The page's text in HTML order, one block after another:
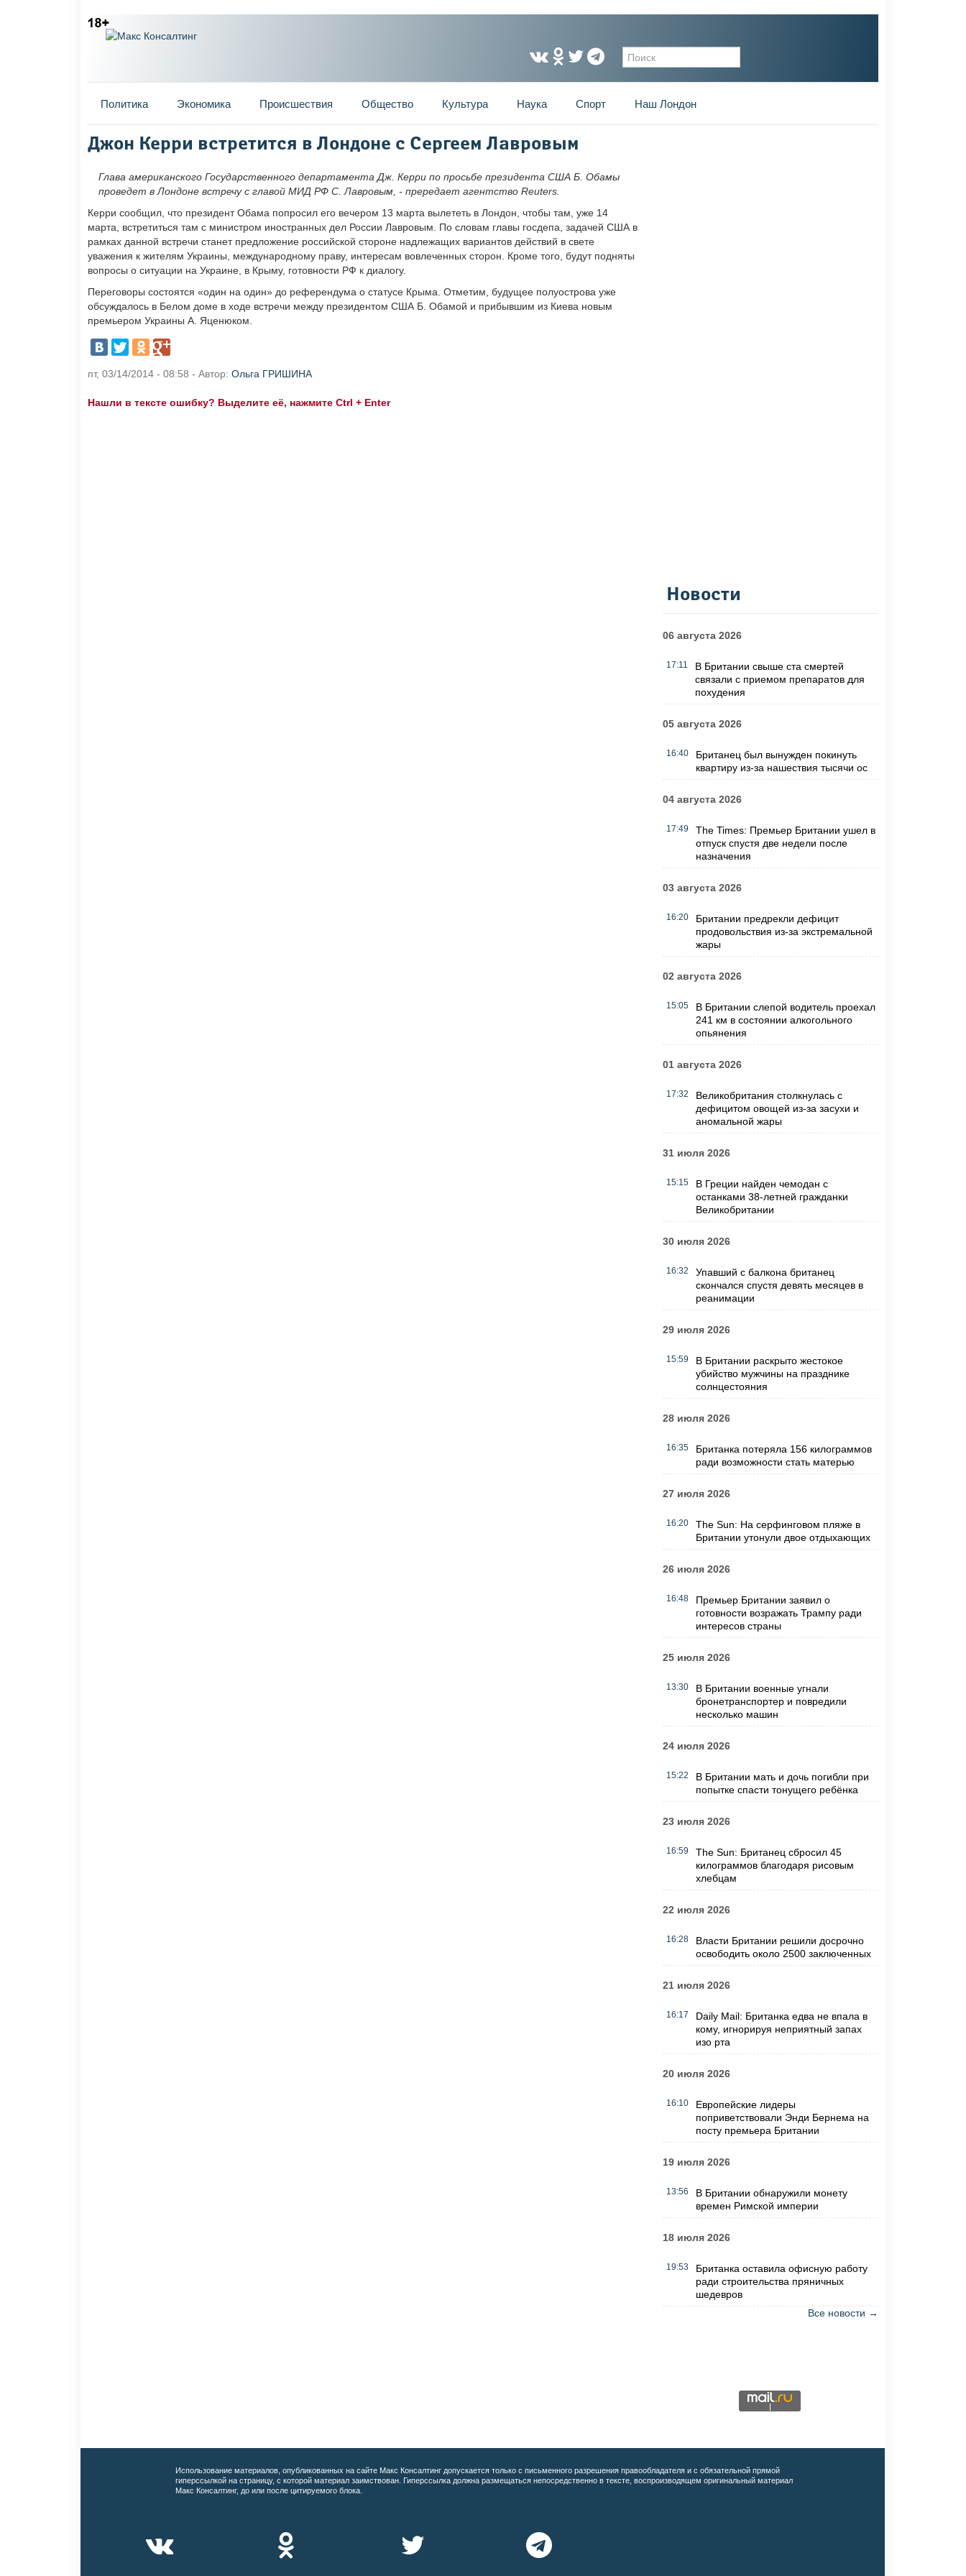
Форма поиска
Главное меню
Политика Экономика Происшествия Общество Культура Наука Спорт Наш Лондон
Вы здесь
Джон Керри встретится в Лондоне с Сергеем Лавровым
Глава американского Государственного департамента Дж. Керри по просьбе президента США Б. Обамы
проведет в Лондоне встречу с главой МИД РФ С. Лавровым, - прередает агентство Reuters.
Керри сообщил, что президент Обама попросил его вечером 13 марта вылететь в Лондон, чтобы там, уже 14
марта, встретиться там с министром иностранных дел России Лавровым. По словам главы госдепа, задачей США в
рамках данной встречи станет предложение российской стороне надлежащих вариантов действий в свете
уважения к жителям Украины, международному праву, интересам вовлеченных сторон. Кроме того, будут подняты
вопросы о ситуации на Украине, в Крыму, готовности РФ к диалогу.
Переговоры состоятся «один на один» до референдума о статусе Крыма. Отметим, будущее полуострова уже
обсуждалось в Белом доме в ходе встречи между президентом США Б. Обамой и прибывшим из Киева новым
премьером Украины А. Яценюком.
пт, 03/14/2014 - 08:58 - Автор: Ольга ГРИШИНА
Нашли в тексте ошибку? Выделите её, нажмите Ctrl + Enter
Новости
06 августа 2026
17:11
В Британии свыше ста смертей
связали с приемом препаратов для
похудения
05 августа 2026
16:40
Британец был вынужден покинуть
квартиру из-за нашествия тысячи ос
04 августа 2026
17:49
The Times: Премьер Британии ушел в
отпуск спустя две недели после
назначения
03 августа 2026
16:20
Британии предрекли дефицит
продовольствия из-за экстремальной
жары
02 августа 2026
15:05
В Британии слепой водитель проехал
241 км в состоянии алкогольного
опьянения
01 августа 2026
17:32
Великобритания столкнулась с
дефицитом овощей из-за засухи и
аномальной жары
31 июля 2026
15:15
В Греции найден чемодан с
останками 38-летней гражданки
Великобритании
30 июля 2026
16:32
Упавший с балкона британец
скончался спустя девять месяцев в
реанимации
29 июля 2026
15:59
В Британии раскрыто жестокое
убийство мужчины на празднике
солнцестояния
28 июля 2026
16:35
Британка потеряла 156 килограммов
ради возможности стать матерью
27 июля 2026
16:20
The Sun: На серфинговом пляже в
Британии утонули двое отдыхающих
26 июля 2026
16:48
Премьер Британии заявил о
готовности возражать Трампу ради
интересов страны
25 июля 2026
13:30
В Британии военные угнали
бронетранспортер и повредили
несколько машин
24 июля 2026
15:22
В Британии мать и дочь погибли при
попытке спасти тонущего ребёнка
23 июля 2026
16:59
The Sun: Британец сбросил 45
килограммов благодаря рисовым
хлебцам
22 июля 2026
16:28
Власти Британии решили досрочно
освободить около 2500 заключенных
21 июля 2026
16:17
Daily Mail: Британка едва не впала в
кому, игнорируя неприятный запах
изо рта
20 июля 2026
16:10
Европейские лидеры
поприветствовали Энди Бернема на
посту премьера Британии
19 июля 2026
13:56
В Британии обнаружили монету
времен Римской империи
18 июля 2026
19:53
Британка оставила офисную работу
ради строительства пряничных
шедевров
Все новости →
Использование материалов, опубликованных на сайте Макс Консалтинг допускается только с письменного разрешения правообладателя и с обязательной прямой
гиперссылкой на страницу, с которой материал заимствован. Гиперссылка должна размещаться непосредственно в тексте, воспроизводящем оригинальный материал
Макс Консалтинг, до или после цитируемого блока.